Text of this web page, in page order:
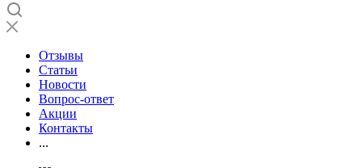
Отзывы
Статьи
Новости
Вопрос-ответ
Акции
Контакты
...